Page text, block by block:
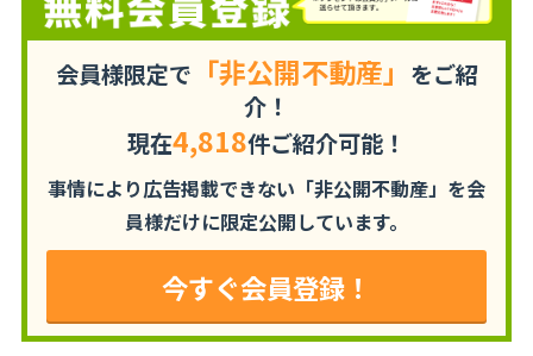
会員様限定で 「非公開不動産」 をご紹
介！
現在4,818件ご紹介可能！
事情により広告掲載できない「非公開不動産」を会
員様だけに限定公開しています。
今すぐ会員登録！